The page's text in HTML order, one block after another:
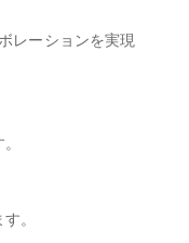
レーションを実現
。